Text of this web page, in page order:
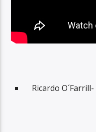
Ricardo O´Farrill-